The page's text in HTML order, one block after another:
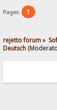
Pages: 1
rejetto forum»
Deutsch